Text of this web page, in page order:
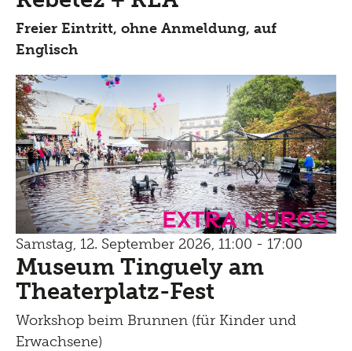
Freier Eintritt, ohne Anmeldung, auf
Englisch
Extra Muros
Samstag, 12. September 2026, 11:00 - 17:00
Museum Tinguely am
Theaterplatz-Fest
Workshop beim Brunnen (für Kinder und
Erwachsene)